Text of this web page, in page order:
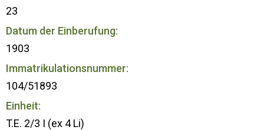
23
Datum der Einberufung:
1903
Immatrikulationsnummer:
104/51893
Einheit:
T.E. 2/3 I (ex 4 Li)